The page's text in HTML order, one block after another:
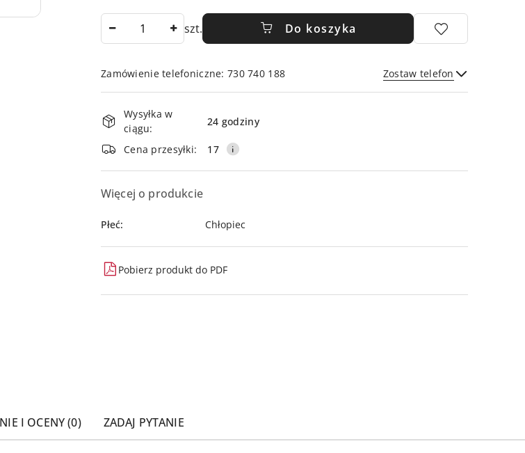
szt. Do koszyka
Zamówienie telefoniczne: 730 740 188 Zostaw telefon
Wyślij
Dostępność
i
dostawa
Wysyłka w
ciągu:
24 godziny
Cena przesyłki: 17
Więcej o produkcie
Płeć: Chłopiec
Pobierz produkt do PDF
I OCENY (0) ZADAJ PYTANIE